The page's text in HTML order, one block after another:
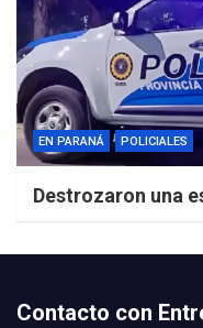
EN PARANÁ POLICIALES
Destrozaron una
Contacto con